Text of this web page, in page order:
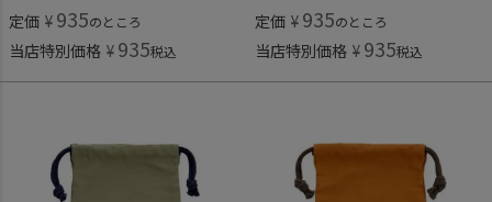
定価 ¥ 935のところ
当店特別価格 ¥ 935税込
定価 ¥ 935のところ
当店特別価格 ¥ 935税込